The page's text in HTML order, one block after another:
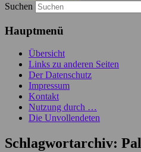
Suchen
Hauptmenü
Übersicht
Links zu anderen Seiten
Der Datenschutz
Impressum
Kontakt
Nutzung durch …
Die Unvollendeten
Schlagwortarchiv: